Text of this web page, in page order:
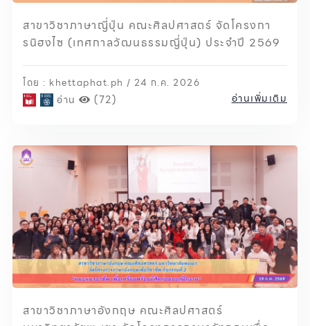
สาขาวิชาภาษาญี่ปุ่น คณะศิลปศาสตร์ จัดโครงกา
รนิฮงไซ (เทศกาลวัฒนธรรมญี่ปุ่น) ประจำปี 2569
โดย : khettaphat.ph / 24 ก.ค. 2026
อ่าน (72) อ่านเพิ่มเติม
สาขาวิชาภาษาอังกฤษ คณะศิลปศาสตร์